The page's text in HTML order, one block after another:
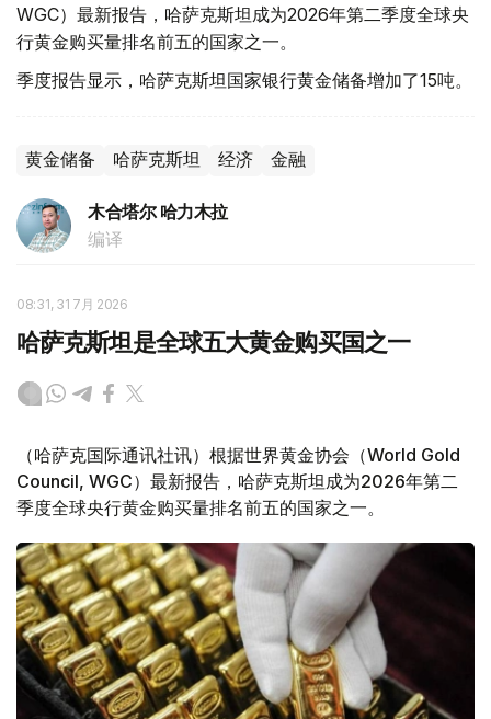
WGC）最新报告，哈萨克斯坦成为2026年第二季度全球央
行黄金购买量排名前五的国家之一。
季度报告显示，哈萨克斯坦国家银行黄金储备增加了15吨。
黄金储备 哈萨克斯坦 经济 金融
木合塔尔 哈力木拉
编译
08:31, 31 7月 2026
哈萨克斯坦是全球五大黄金购买国之一
（哈萨克国际通讯社讯）根据世界黄金协会（World Gold
Council, WGC）最新报告，哈萨克斯坦成为2026年第二
季度全球央行黄金购买量排名前五的国家之一。